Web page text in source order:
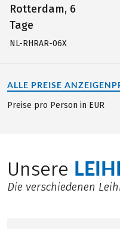
Rotterdam, 6
Tage
NL-RHRAR-06X
ALLE PREISE ANZEIGEN
Preise pro Person in EUR
Unsere
Die verschiedenen